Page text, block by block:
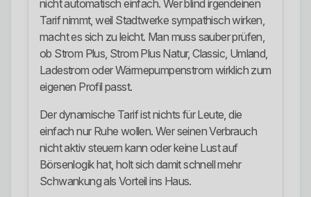
nicht automatisch einfach. Wer blind irgendeinen
Tarif nimmt, weil Stadtwerke sympathisch wirken,
macht es sich zu leicht. Man muss sauber prüfen,
ob Strom Plus, Strom Plus Natur, Classic, Umland,
Ladestrom oder Wärmepumpenstrom wirklich zum
eigenen Profil passt.
Der dynamische Tarif ist nichts für Leute, die
einfach nur Ruhe wollen. Wer seinen Verbrauch
nicht aktiv steuern kann oder keine Lust auf
Börsenlogik hat, holt sich damit schnell mehr
Schwankung als Vorteil ins Haus.